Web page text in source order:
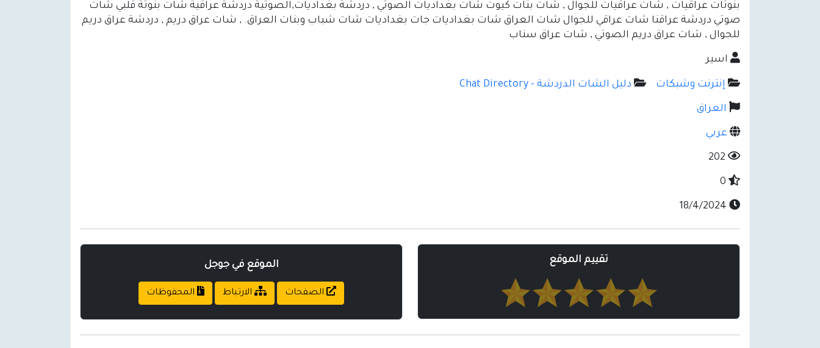
بنوتات عراقيات , شات عراقيات للجوال , شات بنات كيوت شات بغداديات الصوتي , دردشة بغداديات,الصوتية دردشة عراقية شات بنوتة قلبي شات
صوتي دردشة عراقنا شات عراقي للجوال شات العراق شات بغداديات جات بغداديات شات شباب وبنات العراق. , شات عراق دريم , دردشة عراق دريم
للجوال , شات عراق دريم الصوتي , شات عراق سناب
اسير
إنترنت وشبكات دليل الشات الدردشة - Chat Directory
العراق
عربي
تقييم الموقع الموقع في جوجل
الصفحات الارتباط المحفوظات